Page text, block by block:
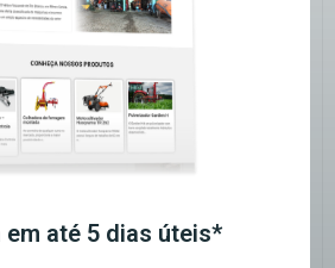
em até 5 dias úteis*